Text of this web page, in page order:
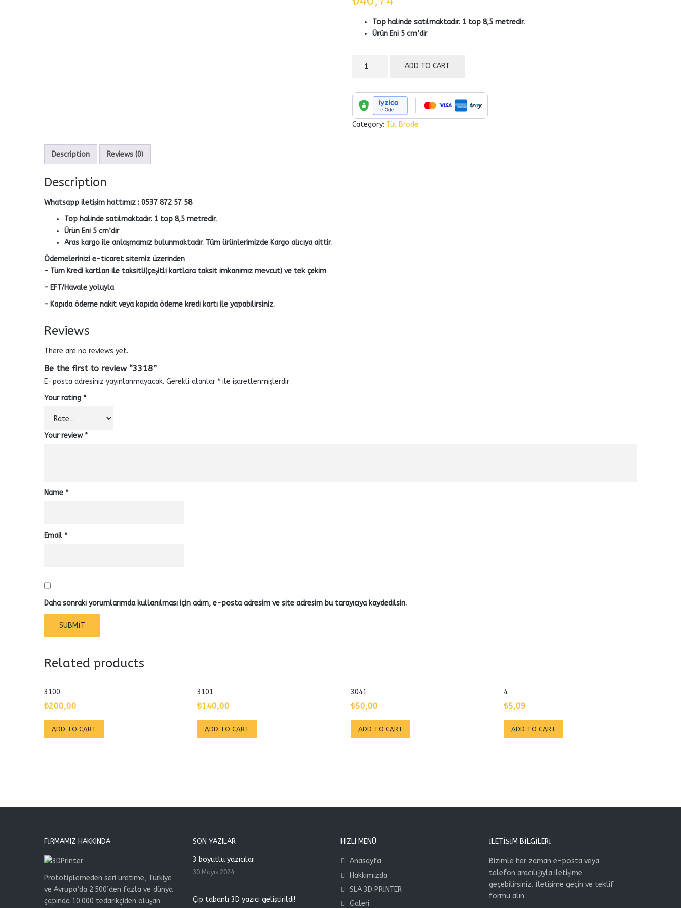
Top halinde satılmaktadır. 1 top 8,5 metredir.
Ürün Eni 5 cm’dir
quantity
ADD TO CART
Category: Tül Brode
Description Reviews (0)
Description
Whatsapp iletişim hattımız : 0537 872 57 58
Top halinde satılmaktadır. 1 top 8,5 metredir.
Ürün Eni 5 cm’dir
Aras kargo ile anlaşmamız bulunmaktadır. Tüm ürünlerimizde Kargo alıcıya aittir.
Ödemelerinizi e-ticaret sitemiz üzerinden
– Tüm Kredi kartları ile taksitli(çeşitli kartlara taksit imkanımız mevcut) ve tek çekim
– EFT/Havale yoluyla
– Kapıda ödeme nakit veya kapıda ödeme kredi kartı ile yapabilirsiniz.
Reviews
There are no reviews yet.
Be the first to review “3318”
E-posta adresiniz yayınlanmayacak. Gerekli alanlar * ile işaretlenmişlerdir
Your rating *
Your review *
Name *
Email *
Daha sonraki yorumlarımda kullanılması için adım, e-posta adresim ve site adresim bu tarayıcıya kaydedilsin.
Related products
3100
₺200,00
ADD TO CART
3101
₺140,00
ADD TO CART
3041
₺50,00
ADD TO CART
4
₺5,09
ADD TO CART
FIRMAMIZ HAKKINDA
Prototiplemeden seri üretime, Türkiye
ve Avrupa’da 2.500’den fazla ve dünya
çapında 10.000 tedarikçiden oluşan
SON YAZILAR
3 boyutlu yazıcılar
30 Mayıs 2024
Çip tabanlı 3D yazıcı geliştirildi!
HIZLI MENÜ
Anasayfa
Hakkımızda
SLA 3D PRİNTER
Galeri
İLETIŞIM BILGILERI
Bizimle her zaman e-posta veya
telefon aracılığıyla iletişime
geçebilirsiniz. İletişime geçin ve teklif
formu alın.